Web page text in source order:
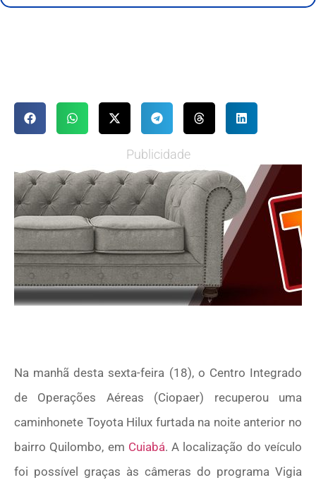
Publicidade
Na manhã desta sexta-feira (18), o Centro Integrado
de Operações Aéreas (Ciopaer) recuperou uma
caminhonete Toyota Hilux furtada na noite anterior no
bairro Quilombo, em Cuiabá. A localização do veículo
foi possível graças às câmeras do programa Vigia